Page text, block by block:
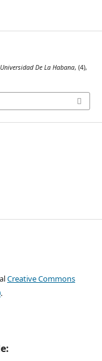
Universidad De La Habana, (4),
Creative Commons
.